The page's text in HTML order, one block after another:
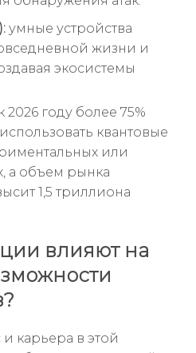
умные устройства
жизни и
экосистемы
году более 75%
квантовые
или
а объем рынка
1,5 триллиона
влияют на
карьера в этой